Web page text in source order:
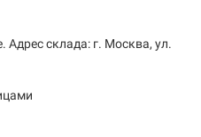
Адрес склада: г. Москва, ул.